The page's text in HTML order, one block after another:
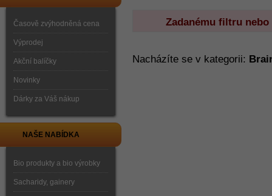
Zadanému filtru
Nacházíte se v kategorii:
Časově zvýhodněná cena
Výprodej
Akční balíčky
Novinky
Dárky za Váš nákup
NAŠE NABÍDKA
Bio produkty a bio výrobky
Sacharidy, gainery